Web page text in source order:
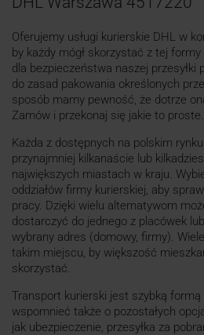
Oferujemy usługi kurierskie DHL w
by każdy mógł skorzystać z tej formy
dla bezpieczeństwa naszej
do zasad pakowania określonych
sposób mamy pewność, że dotrze
Zamów i przekonaj się jakie to proste.
Każda z dostępnych na polskim
przynajmniej kilkanaście lub
największych miastach w kraju.
oddziałów firmy kurierskiej, aby
pracy. Dzięki wielu alternatywom
dostarczyć do jednego z placówek
wybrany adres (domowy, firmy).
takim miejscu, by większość
skorzystać.
Transport kurierski jest szybką
wspomnieć także o pozostałych
jak ubezpieczenie, przesyłka za